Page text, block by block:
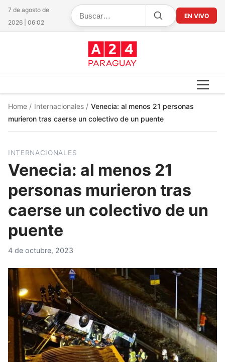
7 de agosto de
2026 | 06:02
EN VIVO
Home / Internacionales / Venecia: al menos 21 personas
murieron tras caerse un colectivo de un puente
INTERNACIONALES
Venecia: al menos 21
personas murieron tras
caerse un colectivo de un
puente
4 de octubre, 2023